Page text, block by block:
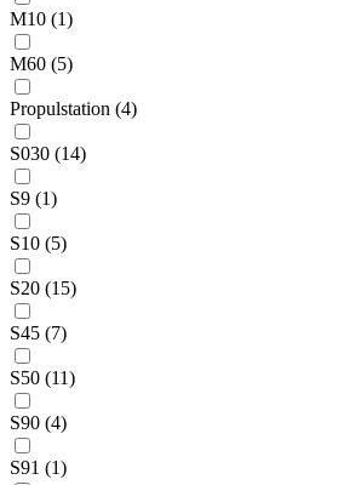
M10 (1)
M60 (5)
Propulstation (4)
S030 (14)
S9 (1)
S10 (5)
S20 (15)
S45 (7)
S50 (11)
S90 (4)
S91 (1)